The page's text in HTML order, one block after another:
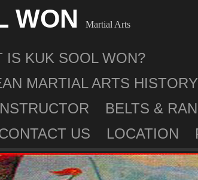
WON Martial Arts
IS KUK SOOL WON?
MARTIAL ARTS HISTORY
BELTS &
US LOCATION